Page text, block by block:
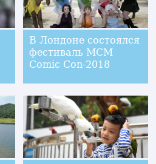
В Лондоне состоялся
фестиваль MCM
Comic Con-2018